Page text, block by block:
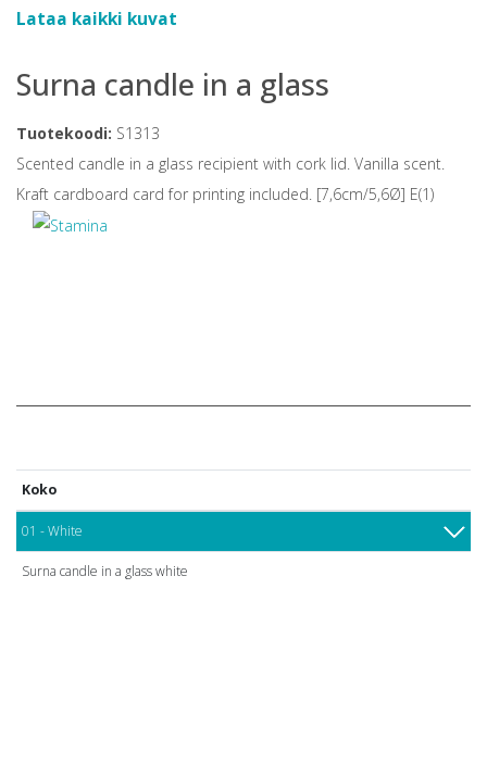
Lataa kaikki kuvat
Surna candle in a glass
Tuotekoodi: S1313
Scented candle in a glass recipient with cork lid. Vanilla scent.
Kraft cardboard card for printing included. [7,6cm/5,6Ø] E(1)
Koko
01 - White
Surna candle in a glass white